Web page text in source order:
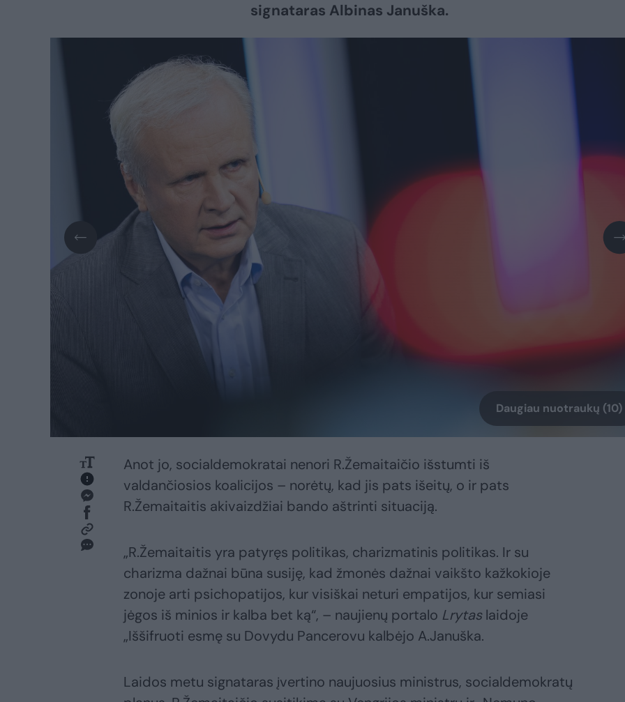
signataras Albinas Januška.
Daugiau nuotraukų (10)
Anot jo, socialdemokratai nenori R.Žemaitaičio išstumti iš
valdančiosios koalicijos – norėtų, kad jis pats išeitų, o ir pats
R.Žemaitaitis akivaizdžiai bando aštrinti situaciją.
„R.Žemaitaitis yra patyręs politikas, charizmatinis politikas. Ir su
charizma dažnai būna susiję, kad žmonės dažnai vaikšto kažkokioje
zonoje arti psichopatijos, kur visiškai neturi empatijos, kur semiasi
jėgos iš minios ir kalba bet ką“, – naujienų portalo Lrytaslaidoje
„Iššifruoti esmę su Dovydu Pancerovu kalbėjo A.Januška.
Laidos metu signataras įvertino naujuosius ministrus, socialdemokratų